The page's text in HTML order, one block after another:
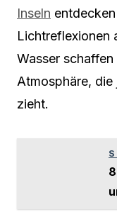
Inseln
Lichtreflexionen
Wasser
Atmosphäre, die
zieht.